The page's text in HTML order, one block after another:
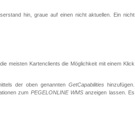
hin, graue auf einen nicht aktuellen. Ein nicht
meisten Kartenclients die Möglichkeit mit einem Klick
der oben genannten GetCapabilities hinzufügen.
zum PEGELONLINE WMSanzeigen lassen. Es